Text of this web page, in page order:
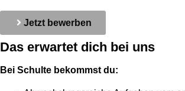
Jetzt bewerben
Das erwartet dich bei uns
Bei Schulte bekommst du: